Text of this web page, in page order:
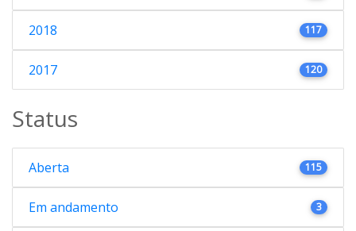
2018 117
2017 120
Status
Aberta 115
Em andamento 3